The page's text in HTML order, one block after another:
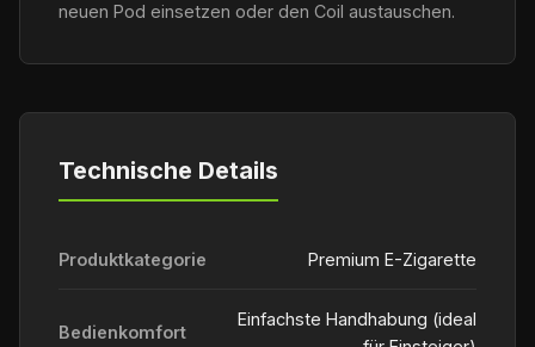
neuen Pod einsetzen oder den Coil austauschen.
Technische Details
Produktkategorie Premium E-Zigarette
Bedienkomfort
Einfachste Handhabung (ideal